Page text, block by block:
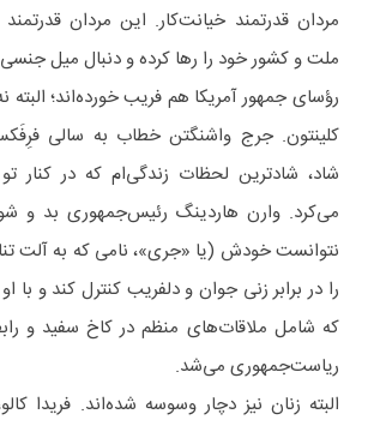
مردان قدرتمند خیانت‌کار. این مردان
ملت و کشور خود را رها کرده و دنبال میل
رؤسای جمهور آمریکا هم فریب خورده‌اند؛
کلینتون. جرج واشنگتن خطاب به سالی
شاد، شادترین لحظات زندگی‌ام که در کنار
می‌کرد. وارن هاردینگ رئیس‌جمهوری بد و
نتوانست خودش (یا «جری»، نامی که به آلت
را در برابر زنی جوان و دلفریب کنترل کند و با او
که شامل ملاقات‌های منظم در کاخ سفید و
ریاست‌جمهوری می‌شد.
البته زنان نیز دچار وسوسه شده‌اند. فریدا